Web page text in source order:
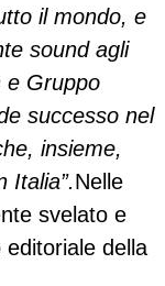
il mondo, e
sound agli
e Gruppo
successo nel
insieme,
Italia”.Nelle
svelato e
della